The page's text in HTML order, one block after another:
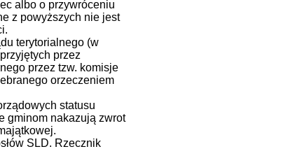
albo o przywróceniu
z powyższych nie jest
terytorialnego (w
przez
przez tzw. komisje
orzeczeniem
statusu
gminom nakazują zwrot
SLD. Rzecznik